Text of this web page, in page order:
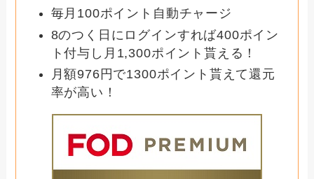
毎月100ポイント自動チャージ
8のつく日にログインすれば400ポイン
ト付与し月1,300ポイント貰える！
月額976円で1300ポイント貰えて還元
率が高い！